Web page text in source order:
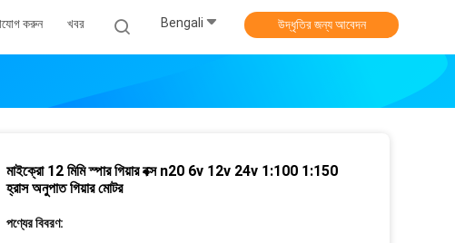
করুন খবর Bengali উদ্ধৃতির জন্য আবেদন
মাইক্রো 12 মিমি স্পার গিয়ার বক্স n20 6v 12v 24v 1:100 1:150
হ্রাস অনুপাত গিয়ার মোটর
পণ্যের বিবরণ: